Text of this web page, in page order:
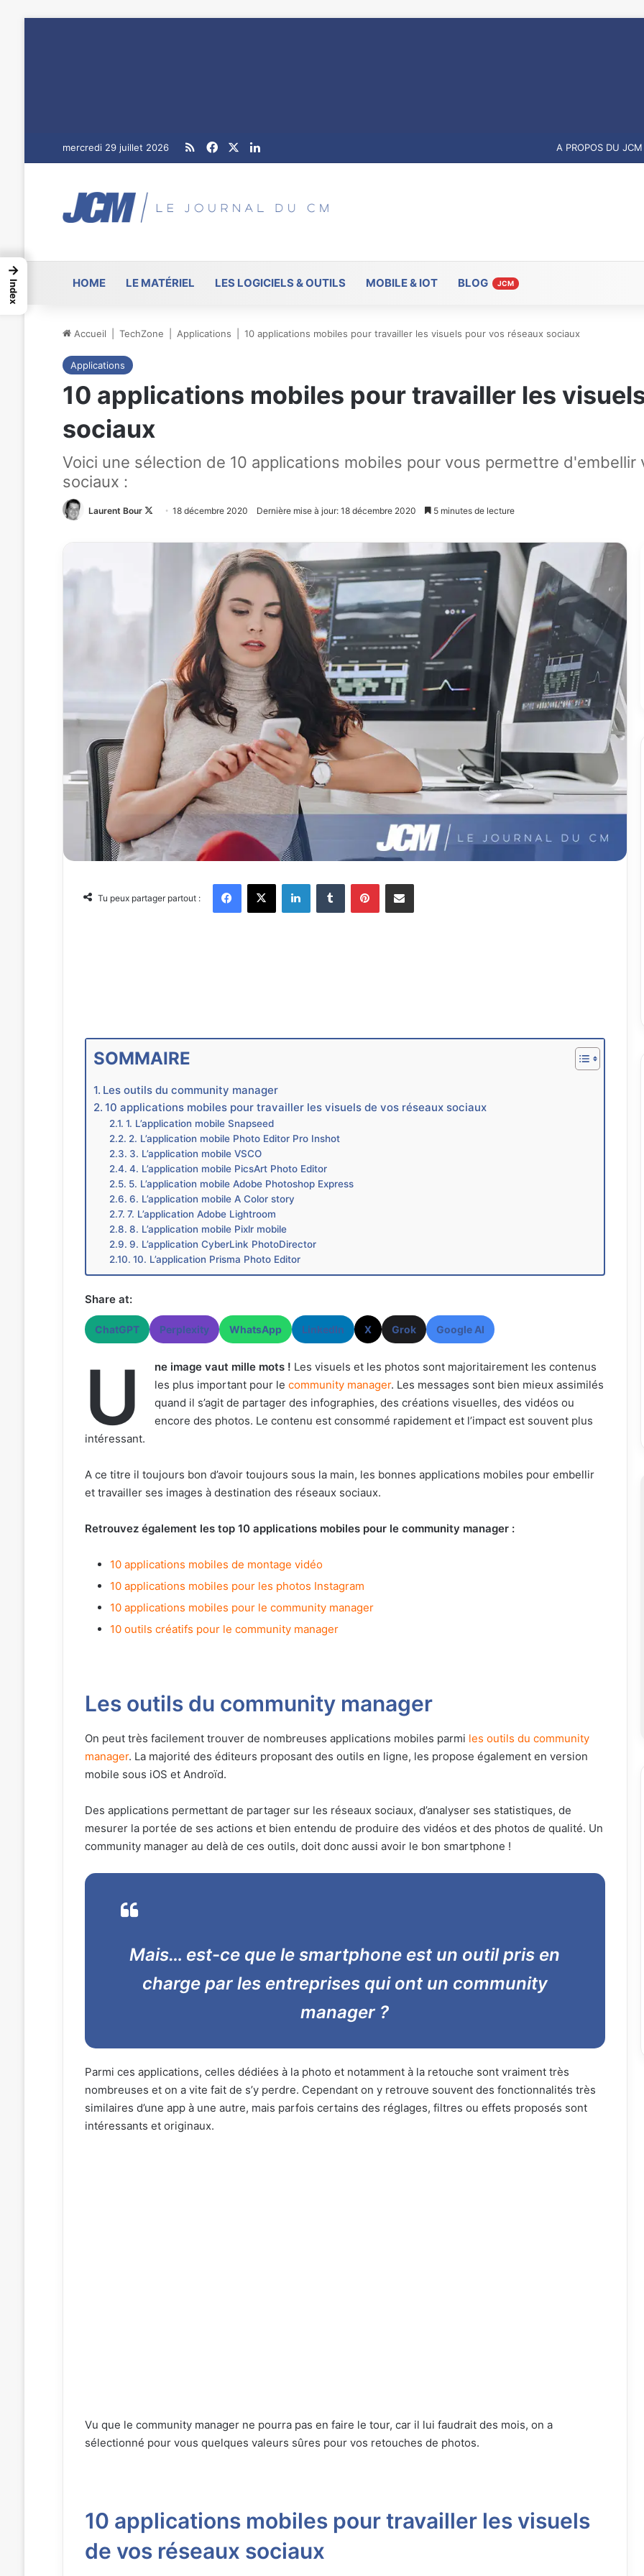
mercredi 29 juillet 2026 RSSFacebookLinkedin A PROPOS DU JCM
HOME LE MATÉRIEL LES LOGICIELS & OUTILS MOBILE & IOT BLOG JCM
Accueil TechZone Applications 10 applications mobiles pour travailler les visuels pour vos réseaux sociaux
Applications
10 applications mobiles pour travailler les
sociaux
Voici une sélection de 10 applications mobiles pour vous permettre d'embellir
sociaux :
Laurent Bour
Follow
X
18 décembre 2020 Dernière mise à jour: 18 décembre 2020 5 minutes de lecture
Tu peux partager partout :
Facebook X Linkedin Tumblr Pinterest Partager par email
SOMMAIRE
Les outils du community manager
10 applications mobiles pour travailler les visuels de vos réseaux sociaux
1. L’application mobile Snapseed
2. L’application mobile Photo Editor Pro Inshot
3. L’application mobile VSCO
4. L’application mobile PicsArt Photo Editor
5. L’application mobile Adobe Photoshop Express
6. L’application mobile A Color story
7. L’application Adobe Lightroom
8. L’application mobile Pixlr mobile
9. L’application CyberLink PhotoDirector
10. L’application Prisma Photo Editor
Share at:
ChatGPT Perplexity WhatsApp LinkedIn X Grok Google AI
U ne image vaut mille mots ! Les visuels et les photos sont majoritairement les contenus
les plus important pour le community manager. Les messages sont bien mieux assimilés
quand il s’agit de partager des infographies, des créations visuelles, des vidéos ou
encore des photos. Le contenu est consommé rapidement et l’impact est souvent plus
intéressant.
A ce titre il toujours bon d’avoir toujours sous la main, les bonnes applications mobiles pour embellir
et travailler ses images à destination des réseaux sociaux.
Retrouvez également les top 10 applications mobiles pour le community manager :
10 applications mobiles de montage vidéo
10 applications mobiles pour les photos Instagram
10 applications mobiles pour le community manager
10 outils créatifs pour le community manager
Les outils du community manager
On peut très facilement trouver de nombreuses applications mobiles parmi les outils du community
manager. La majorité des éditeurs proposant des outils en ligne, les propose également en version
mobile sous iOS et Androïd.
Des applications permettant de partager sur les réseaux sociaux, d’analyser ses statistiques, de
mesurer la portée de ses actions et bien entendu de produire des vidéos et des photos de qualité. Un
community manager au delà de ces outils, doit donc aussi avoir le bon smartphone !
Mais… est-ce que le smartphone est un outil pris en
charge par les entreprises qui ont un community
manager ?
Parmi ces applications, celles dédiées à la photo et notamment à la retouche sont vraiment très
nombreuses et on a vite fait de s’y perdre. Cependant on y retrouve souvent des fonctionnalités très
similaires d’une app à une autre, mais parfois certains des réglages, filtres ou effets proposés sont
intéressants et originaux.
Vu que le community manager ne pourra pas en faire le tour, car il lui faudrait des mois, on a
sélectionné pour vous quelques valeurs sûres pour vos retouches de photos.
10 applications mobiles pour travailler les visuels
de vos réseaux sociaux
→
Index